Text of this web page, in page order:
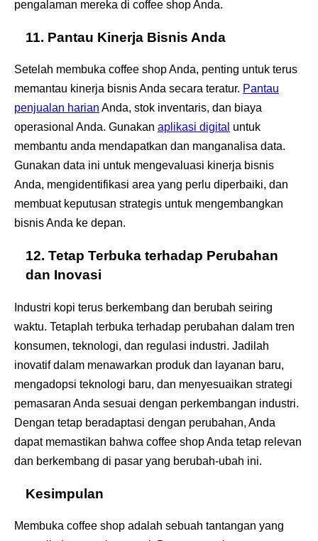
pengalaman mereka di coffee shop Anda.
11. Pantau Kinerja Bisnis Anda
Setelah membuka coffee shop Anda, penting untuk terus
memantau kinerja bisnis Anda secara teratur. Pantau
penjualan harian Anda, stok inventaris, dan biaya
operasional Anda. Gunakan aplikasi digital untuk
membantu anda mendapatkan dan manganalisa data.
Gunakan data ini untuk mengevaluasi kinerja bisnis
Anda, mengidentifikasi area yang perlu diperbaiki, dan
membuat keputusan strategis untuk mengembangkan
bisnis Anda ke depan.
12. Tetap Terbuka terhadap Perubahan
dan Inovasi
Industri kopi terus berkembang dan berubah seiring
waktu. Tetaplah terbuka terhadap perubahan dalam tren
konsumen, teknologi, dan regulasi industri. Jadilah
inovatif dalam menawarkan produk dan layanan baru,
mengadopsi teknologi baru, dan menyesuaikan strategi
pemasaran Anda sesuai dengan perkembangan industri.
Dengan tetap beradaptasi dengan perubahan, Anda
dapat memastikan bahwa coffee shop Anda tetap relevan
dan berkembang di pasar yang berubah-ubah ini.
Kesimpulan
Membuka coffee shop adalah sebuah tantangan yang